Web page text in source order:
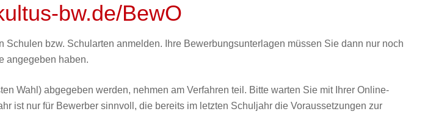
bw.de/BewO
bzw. Schularten anmelden. Ihre Bewerbungsunterlagen müssen Sie dann nur noch
angegeben haben.
Wahl) abgegeben werden, nehmen am Verfahren teil. Bitte warten Sie mit Ihrer Online-
ist nur für Bewerber sinnvoll, die bereits im letzten Schuljahr die Voraussetzungen zur